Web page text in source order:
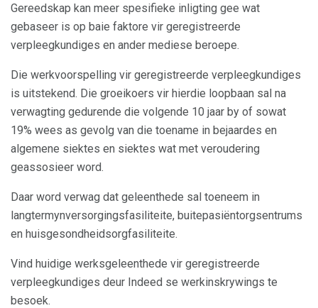
Gereedskap kan meer spesifieke inligting gee wat
gebaseer is op baie faktore vir geregistreerde
verpleegkundiges en ander mediese beroepe.
Die werkvoorspelling vir geregistreerde verpleegkundiges
is uitstekend. Die groeikoers vir hierdie loopbaan sal na
verwagting gedurende die volgende 10 jaar by of sowat
19% wees as gevolg van die toename in bejaardes en
algemene siektes en siektes wat met veroudering
geassosieer word.
Daar word verwag dat geleenthede sal toeneem in
langtermynversorgingsfasiliteite, buitepasiëntorgsentrums
en huisgesondheidsorgfasiliteite.
Vind huidige werksgeleenthede vir geregistreerde
verpleegkundiges deur Indeed se werkinskrywings te
besoek.